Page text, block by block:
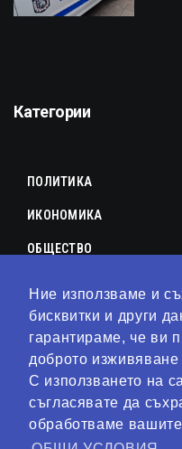
Ние използваме и
бисквитки и други
гарантираме, че ви
доброто
С използването на
съгласявате да
обработваме
Категории
ПОЛИТИКА
ИКОНОМИКА
ОБЩЕСТВО
КУЛТУРА
ЛАЙФСТАЙЛ
ТЕХНОЛОГИИ
АНАЛИЗИ